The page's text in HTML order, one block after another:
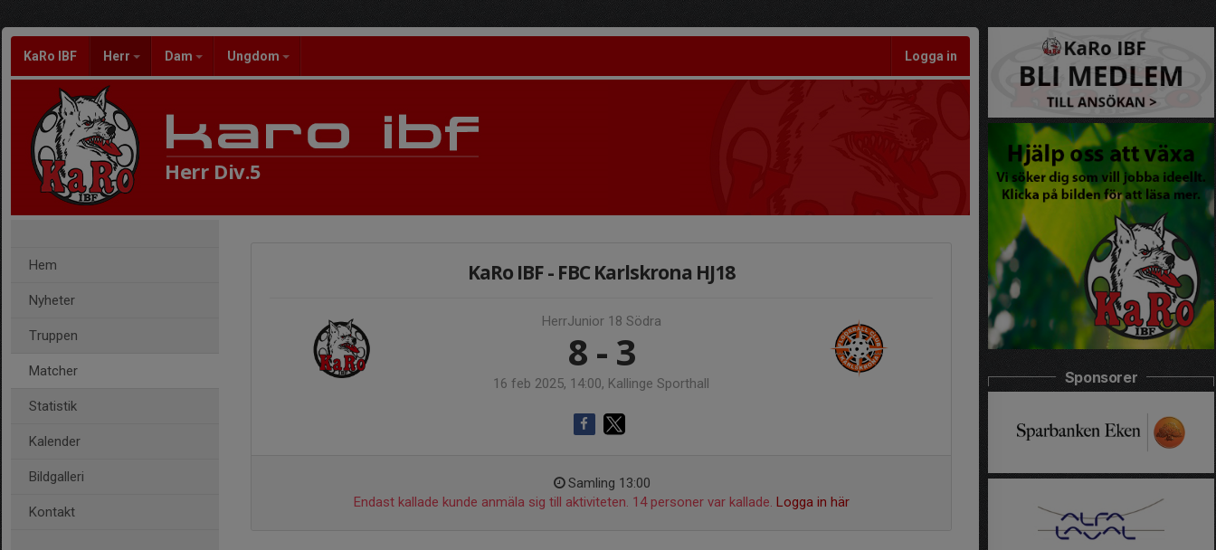
KaRo IBF Herr Dam Ungdom Logga in
Herr Div.5
Hem
Nyheter
Truppen
Matcher
Statistik
Kalender
Bildgalleri
Kontakt
KaRo IBF - FBC Karlskrona HJ18
HerrJunior 18 Södra
8 - 3
16 feb 2025, 14:00, Kallinge Sporthall
Samling 13:00
Endast kallade kunde anmäla sig till aktiviteten. 14 personer var kallade. Logga in här
Sponsorer